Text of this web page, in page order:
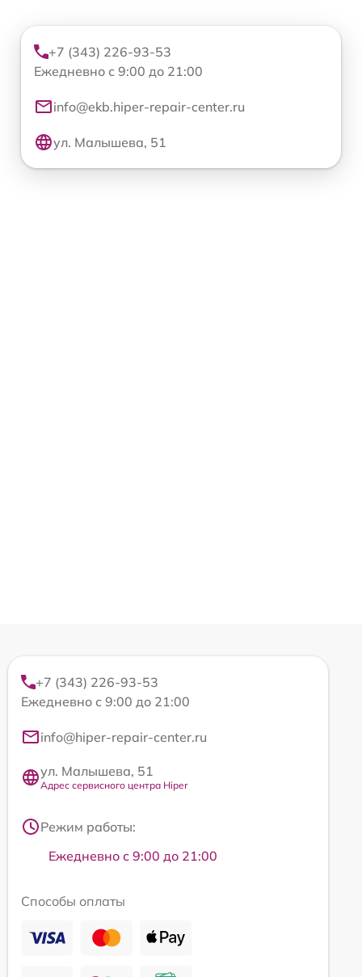
+7 (343) 226-93-53
Ежедневно с 9:00 до 21:00
info@ekb.hiper-repair-center.ru
ул. Малышева, 51
+7 (343) 226-93-53
Ежедневно с 9:00 до 21:00
info@hiper-repair-center.ru
ул. Малышева, 51
Адрес сервисного центра Hiper
Режим работы:
Ежедневно с 9:00 до 21:00
Способы оплаты